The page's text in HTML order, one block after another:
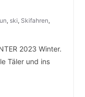
, ski, Skifahren,
2023 Winter.
Täler und ins